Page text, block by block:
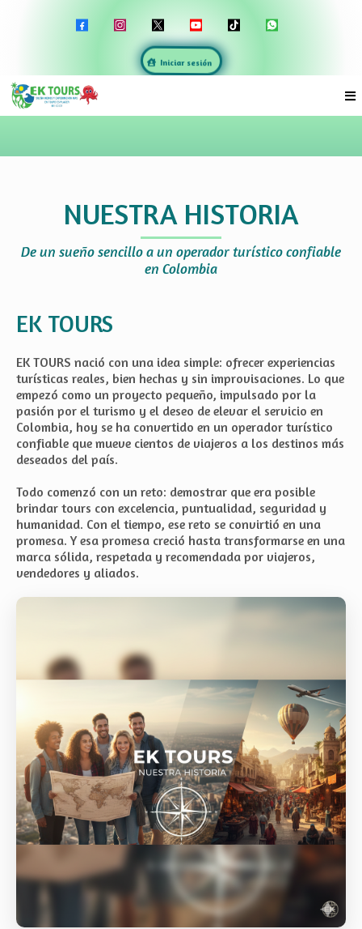
Iniciar sesión
NUESTRA HISTORIA
De un sueño sencillo a un operador turístico confiable
en Colombia
EK TOURS
EK TOURS nació con una idea simple: ofrecer experiencias
turísticas reales, bien hechas y sin improvisaciones. Lo que
empezó como un proyecto pequeño, impulsado por la
pasión por el turismo y el deseo de elevar el servicio en
Colombia, hoy se ha convertido en un operador turístico
confiable que mueve cientos de viajeros a los destinos más
deseados del país.
Todo comenzó con un reto: demostrar que era posible
brindar tours con excelencia, puntualidad, seguridad y
humanidad. Con el tiempo, ese reto se convirtió en una
promesa. Y esa promesa creció hasta transformarse en una
marca sólida, respetada y recomendada por viajeros,
vendedores y aliados.